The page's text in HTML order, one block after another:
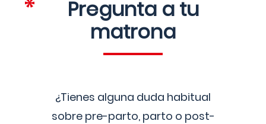
Pregunta a tu
matrona
¿Tienes alguna duda habitual
sobre pre-parto, parto o post-